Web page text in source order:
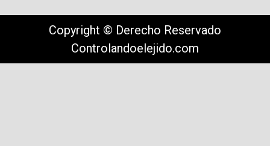
Copyright © Derecho Reservado
Controlandoelejido.com